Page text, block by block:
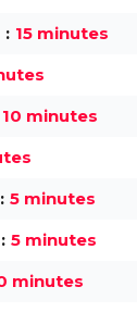
15 minutes
10 minutes
5 minutes
5 minutes
minutes